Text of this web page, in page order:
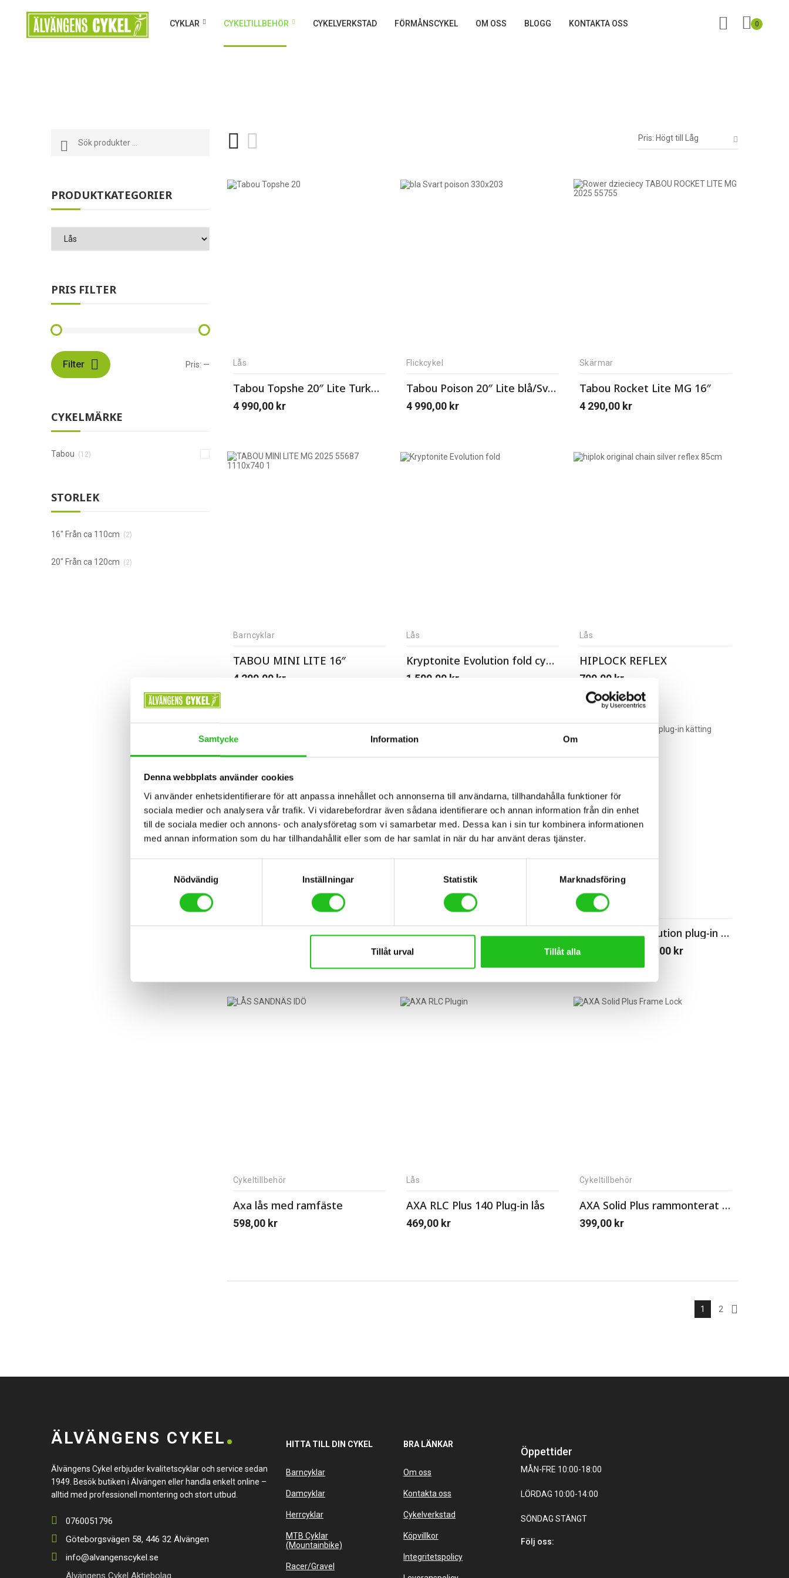
Samtycke Information Om
Denna webbplats använder cookies
Vi använder enhetsidentifierare för att anpassa innehållet och annonserna till användarna, tillhandahålla funktioner för
sociala medier och analysera vår trafik. Vi vidarebefordrar även sådana identifierare och annan information från din enhet
till de sociala medier och annons- och analysföretag som vi samarbetar med. Dessa kan i sin tur kombinera informationen
med annan information som du har tillhandahållit eller som de har samlat in när du har använt deras tjänster.
Nödvändig
Inställningar Statistik Marknadsföring
Tillåt urval Tillåt alla
CYKLAR CYKELTILLBEHÖR CYKELVERKSTAD FÖRMÅNSCYKEL OM OSS BLOGG KONTAKTA OSS 0
PRODUKTKATEGORIER
PRIS FILTER
Filter Pris: —
CYKELMÄRKE
Tabou (12)
STORLEK
16" Från ca 110cm (2)
20" Från ca 120cm (2)
Pris: Högt till Låg
Lås
Tabou Topshe 20″ Lite Turkos/Mint
4 990,00 kr
Flickcykel
Tabou Poison 20″ Lite blå/Svart
4 990,00 kr
Skärmar
Tabou Rocket Lite MG 16″
4 290,00 kr
Barncyklar
TABOU MINI LITE 16″
4 290,00 kr
Lås
Kryptonite Evolution fold cykellås
1 599,00 kr
Lås
HIPLOCK REFLEX
799,00 kr
Kryptonite Evolution STD bygellås Abus Varedo 47 bygellås
679,00
Lås
Kryptonite Evolution plug-in kätting
529,00 649,00 kr
through
Cykeltillbehör
Axa lås med ramfäste
598,00 kr
Lås
AXA RLC Plus 140 Plug-in lås
469,00 kr
Cykeltillbehör
AXA Solid Plus rammonterat lås
399,00 kr
1 2
ÄLVÄNGENS CYKEL
Älvängens Cykel erbjuder kvalitetscyklar och service sedan
1949. Besök butiken i Älvängen eller handla enkelt online –
alltid med professionell montering och stort utbud.
0760051796
Göteborgsvägen 58, 446 32 Älvängen
info@alvangenscykel.se
Älvängens Cykel Aktiebolag
HITTA TILL DIN CYKEL
Barncyklar
Damcyklar
Herrcyklar
MTB Cyklar
(Mountainbike)
Racer/Gravel
BRA LÄNKAR
Om oss
Kontakta oss
Cykelverkstad
Köpvillkor
Integritetspolicy
Öppettider
MÅN-FRE 10:00-18:00
LÖRDAG 10:00-14:00
SÖNDAG STÄNGT
Följ oss: